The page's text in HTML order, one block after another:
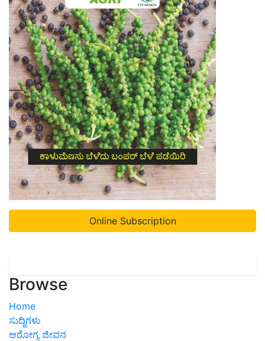
Online Subscription
Browse
Home
ಸುದ್ದಿಗಳು
ಆರೋಗ್ಯ ಜೀವನ